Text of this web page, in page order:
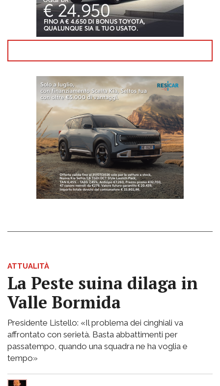
ATTUALITÀ
La Peste suina dilaga in
Valle Bormida
Presidente Listello: «Il problema dei cinghiali va
affrontato con serietà. Basta abbattimenti per
passatempo, quando una squadra ne ha voglia e
tempo»